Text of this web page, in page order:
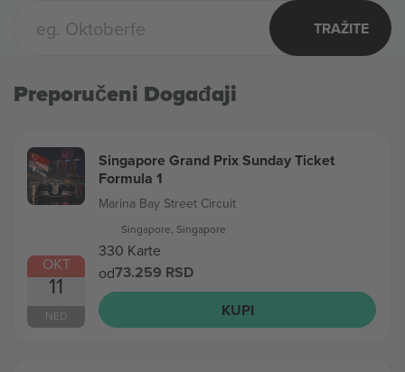
TRAŽITE
Preporučeni Događaji
OKT
11
NED
Singapore Grand Prix Sunday Ticket
Formula 1
Marina Bay Street Circuit
Singapore, Singapore
330 Karte
od73.259 RSD
KUPI